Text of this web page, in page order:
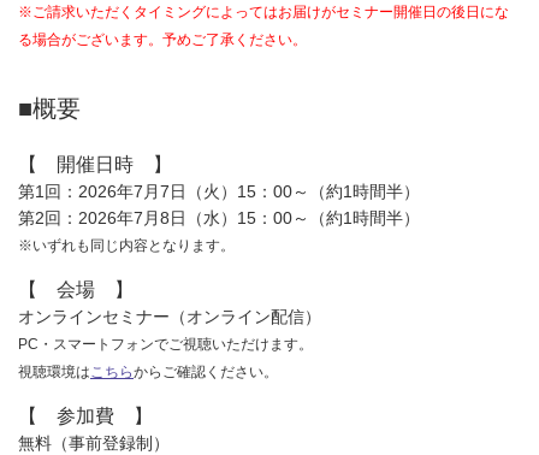
※ご請求いただくタイミングによってはお届けがセミナー開催日の後日にな
る場合がございます。予めご了承ください。
■概要
【 開催日時 】
第1回：2026年7月7日（火）15：00～（約1時間半）
第2回：2026年7月8日（水）15：00～（約1時間半）
※いずれも同じ内容となります。
【 会場 】
オンラインセミナー（オンライン配信）
PC・スマートフォンでご視聴いただけます。
視聴環境はこちらからご確認ください。
【 参加費 】
無料（事前登録制）